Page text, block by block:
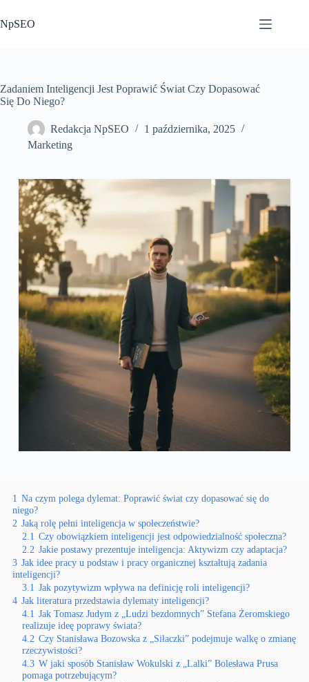
do
treści
NpSEO
Zadaniem Inteligencji Jest Poprawić Świat Czy Dopasować
Się Do Niego?
Redakcja NpSEO
1 października, 2025
Marketing
1 Na czym polega dylemat: Poprawić świat czy dopasować się do
niego?
2 Jaką rolę pełni inteligencja w społeczeństwie?
2.1 Czy obowiązkiem inteligencji jest odpowiedzialność społeczna?
2.2 Jakie postawy prezentuje inteligencja: Aktywizm czy adaptacja?
3 Jak idee pracy u podstaw i pracy organicznej kształtują zadania
inteligencji?
3.1 Jak pozytywizm wpływa na definicję roli inteligencji?
4 Jak literatura przedstawia dylematy inteligencji?
4.1 Jak Tomasz Judym z „Ludzi bezdomnych” Stefana Żeromskiego
realizuje ideę poprawy świata?
4.2 Czy Stanisława Bozowska z „Siłaczki” podejmuje walkę o zmianę
rzeczywistości?
4.3 W jaki sposób Stanisław Wokulski z „Lalki” Bolesława Prusa
pomaga potrzebującym?